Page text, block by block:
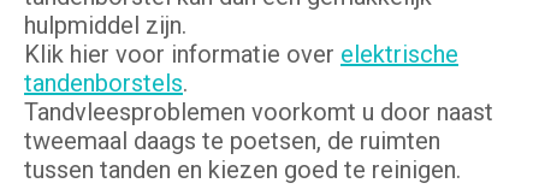
hulpmiddel zijn.
Klik hier voor informatie over elektrische
tandenborstels.
Tandvleesproblemen voorkomt u door naast
tweemaal daags te poetsen, de ruimten
tussen tanden en kiezen goed te reinigen.